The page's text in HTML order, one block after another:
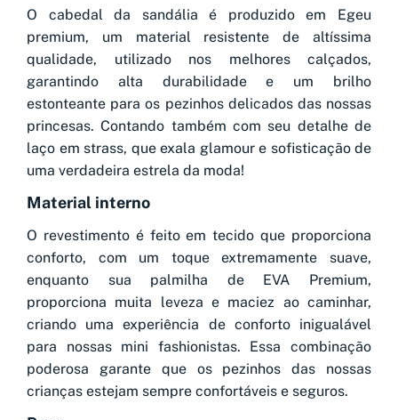
O cabedal da sandália é produzido em Egeu
premium, um material resistente de altíssima
qualidade, utilizado nos melhores calçados,
garantindo alta durabilidade e um brilho
estonteante para os pezinhos delicados das nossas
princesas. Contando também com seu detalhe de
laço em strass, que exala glamour e sofisticação de
uma verdadeira estrela da moda!
Material interno
O revestimento é feito em tecido que proporciona
conforto, com um toque extremamente suave,
enquanto sua palmilha de EVA Premium,
proporciona muita leveza e maciez ao caminhar,
criando uma experiência de conforto inigualável
para nossas mini fashionistas. Essa combinação
poderosa garante que os pezinhos das nossas
crianças estejam sempre confortáveis e seguros.